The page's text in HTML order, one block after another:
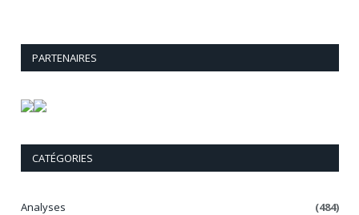
PARTENAIRES
CATÉGORIES
Analyses
(484)